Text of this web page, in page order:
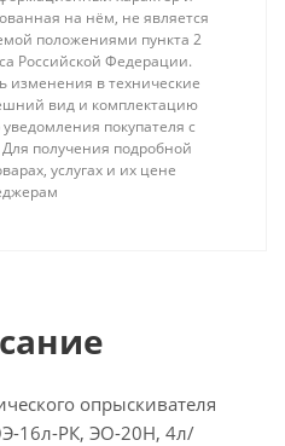
на нём, не является
положениями пункта 2
Российской Федерации.
изменения в технические
вид и комплектацию
покупателя с
получения подробной
услугах и их цене
опрыскивателя
16л-РК, ЭО-20Н, 4л/